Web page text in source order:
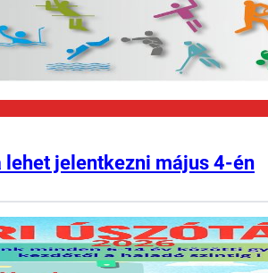
lehet jelentkezni május 4-én